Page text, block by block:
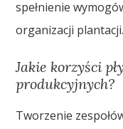
spełnienie
organizacji plantacji.
Jakie korzyści
produkcyjnych?
Tworzenie